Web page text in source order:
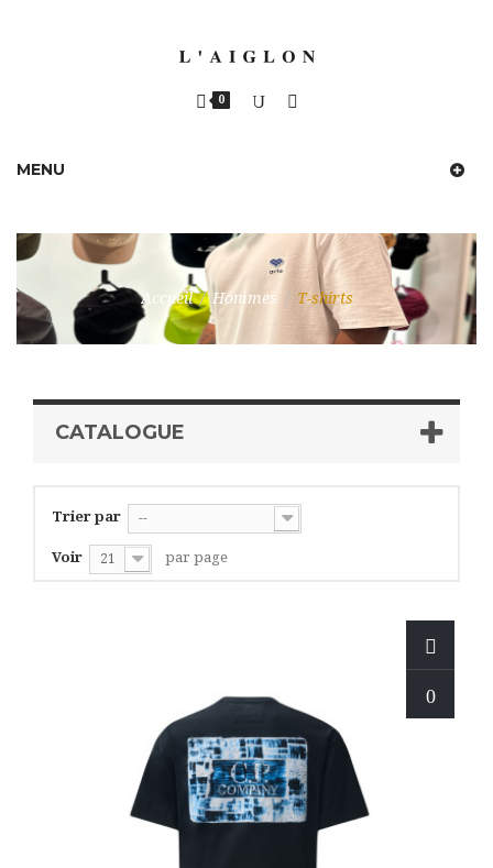
0
MENU
Accueil / Hommes / T-shirts
CATALOGUE
Trier par --
Voir 21 par page